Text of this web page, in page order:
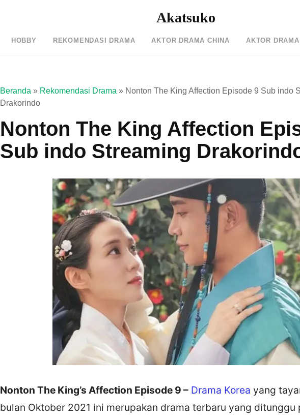
Akatsuko
HOBBY REKOMENDASI DRAMA AKTOR DRAMA CHINA AKTOR
Beranda » Rekomendasi Drama » Nonton The King Affection Episode 9 Sub indo
Drakorindo
Nonton The King Affection
Sub indo Streaming
Nonton The King’s Affection Episode 9 – Drama Korea yang
bulan Oktober 2021 ini merupakan drama terbaru yang ditunggu